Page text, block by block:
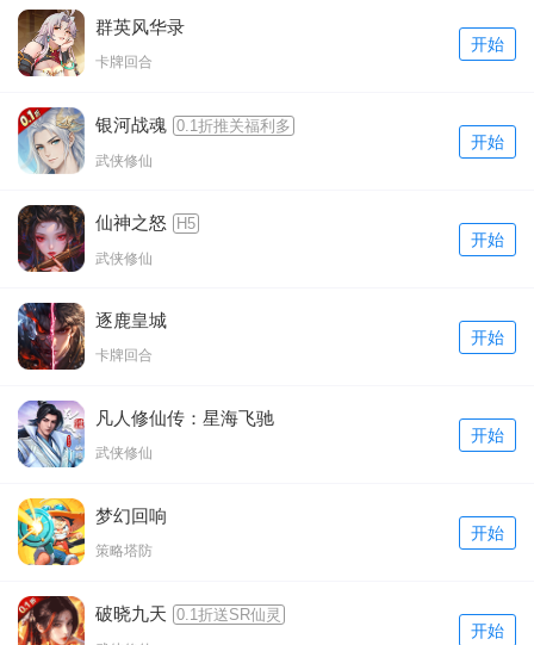
群英风华录
卡牌回合
开始
银河战魂 0.1折推关福利多
武侠修仙
开始
仙神之怒 H5
武侠修仙
开始
逐鹿皇城
卡牌回合
开始
凡人修仙传：星海飞驰
武侠修仙
开始
梦幻回响
策略塔防
开始
破晓九天 0.1折送SR仙灵
开始